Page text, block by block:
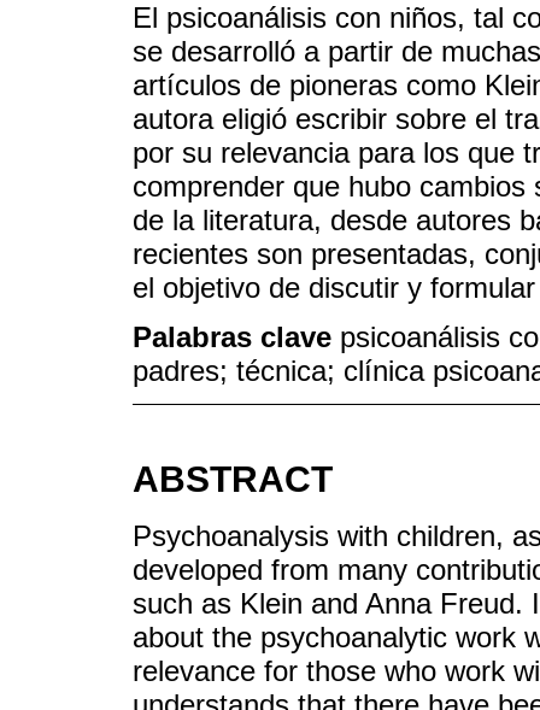
El psicoanálisis con niños, tal
se desarrolló a partir de
artículos de pioneras como
autora eligió escribir sobre el
por su relevancia para los que
comprender que hubo
de la literatura, desde autores
recientes son presentadas,
el objetivo de discutir y
Palabras clave psicoanálisis
padres; técnica; clínica
ABSTRACT
Psychoanalysis with children,
developed from many
such as Klein and Anna Freud.
about the psychoanalytic work
relevance for those who work